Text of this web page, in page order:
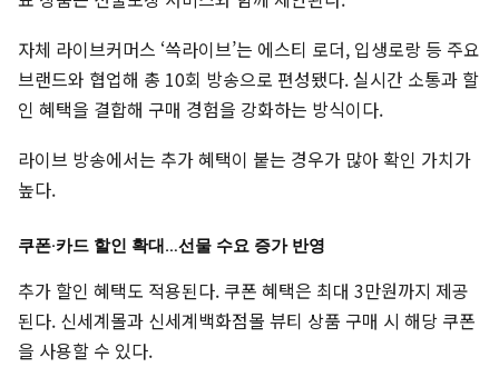
자체 라이브커머스 ‘쓱라이브’는 에스티 로더, 입생로랑 등 주요
브랜드와 협업해 총 10회 방송으로 편성됐다. 실시간 소통과 할
인 혜택을 결합해 구매 경험을 강화하는 방식이다.
라이브 방송에서는 추가 혜택이 붙는 경우가 많아 확인 가치가
높다.
쿠폰·카드 할인 확대…선물 수요 증가 반영
추가 할인 혜택도 적용된다. 쿠폰 혜택은 최대 3만원까지 제공
된다. 신세계몰과 신세계백화점몰 뷰티 상품 구매 시 해당 쿠폰
을 사용할 수 있다.